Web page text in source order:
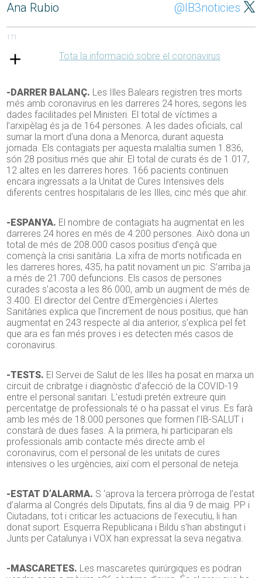
Ana Rubio @IB3noticies
171
Tota la informació sobre el coronavirus
-DARRER BALANÇ. Les Illes Balears registren tres morts
més amb coronavirus en les darreres 24 hores, segons les
dades facilitades pel Ministeri. El total de víctimes a
l’arxipèlag és ja de 164 persones. A les dades oficials, cal
sumar la mort d’una dona a Menorca, durant aquesta
jornada. Els contagiats per aquesta malaltia sumen 1.836,
són 28 positius més que ahir. El total de curats és de 1.017,
12 altes en les darreres hores. 166 pacients continuen
encara ingressats a la Unitat de Cures Intensives dels
diferents centres hospitalaris de les Illes, cinc més que ahir.
-ESPANYA. El nombre de contagiats ha augmentat en les
darreres 24 hores en més de 4.200 persones. Això dona un
total de més de 208.000 casos positius d’ençà que
començà la crisi sanitària. La xifra de morts notificada en
les darreres hores, 435, ha patit novament un pic. S’arriba ja
a més de 21.700 defuncions. Els casos de persones
curades s’acosta a les 86.000, amb un augment de més de
3.400. El director del Centre d’Emergències i Alertes
Sanitàries explica que l’increment de nous positius, que han
augmentat en 243 respecte al dia anterior, s’explica pel fet
que ara es fan més proves i es detecten més casos de
coronavirus.
-TESTS. El Servei de Salut de les Illes ha posat en marxa un
circuit de cribratge i diagnòstic d’afecció de la COVID-19
entre el personal sanitari. L’estudi pretén extreure quin
percentatge de professionals té o ha passat el virus. Es farà
amb les més de 18.000 persones que formen l’IB-SALUT i
constarà de dues fases. A la primera, hi participaran els
professionals amb contacte més directe amb el
coronavirus, com el personal de les unitats de cures
intensives o les urgències, així com el personal de neteja.
-ESTAT D’ALARMA. S ‘aprova la tercera pròrroga de l’estat
d’alarma al Congrés dels Diputats, fins al dia 9 de maig. PP i
Ciutadans, tot i criticar les actuacions de l’executiu, li han
donat suport. Esquerra Republicana i Bildu s’han abstingut i
Junts per Catalunya i VOX han expressat la seva negativa.
-MASCARETES. Les mascaretes quirúrgiques es podran